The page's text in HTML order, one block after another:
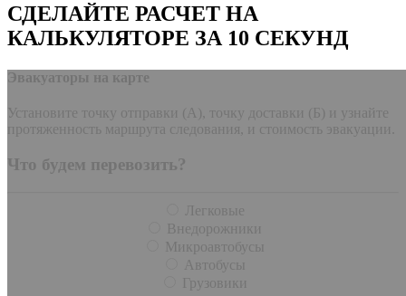
СДЕЛАЙТЕ РАСЧЕТ НА
КАЛЬКУЛЯТОРЕ ЗА 10 СЕКУНД
Эвакуаторы на карте
Установите точку отправки (А), точку доставки (Б) и узнайте
протяженность маршрута следования, и стоимость эвакуации.
Что будем перевозить?
Легковые
Внедорожники
Микроавтобусы
Автобусы
Грузовики